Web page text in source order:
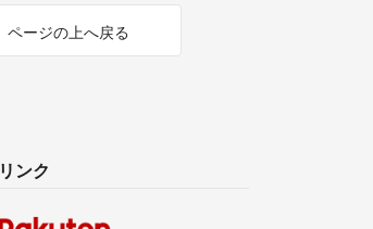
ページの上へ戻る
リンク